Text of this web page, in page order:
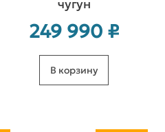
чугун
249 990 ₽
В корзину